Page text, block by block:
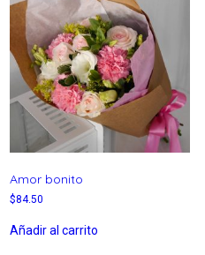
Amor bonito
$84.50
Añadir al carrito